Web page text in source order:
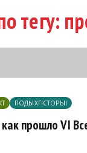
тегу:
ПОДЫХГІСТОРЫІ
прошло VI